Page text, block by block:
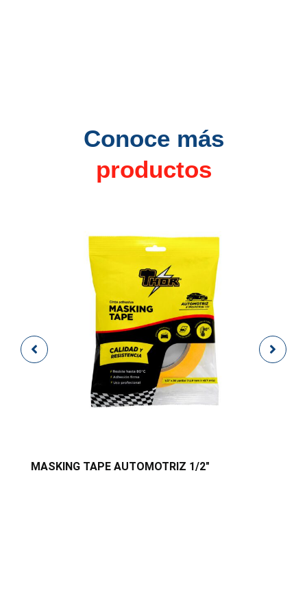
Conoce más
productos
MASKING TAPE AUTOMOTRIZ 1/2″